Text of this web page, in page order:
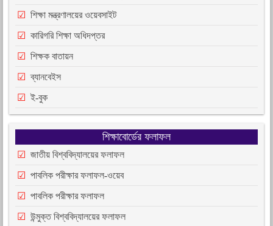
শিক্ষা মন্ত্রণালয়ের ওয়েবসাইট
কারিগরি শিক্ষা অধিদপ্তর
শিক্ষক বাতায়ন
ব্যানবেইস
ই-বুক
শিক্ষাবোর্ডের ফলাফল
জাতীয় বিশ্ববিদ্যালয়ের ফলাফল
পাবলিক পরীক্ষার ফলাফল-ওয়েব
পাবলিক পরীক্ষার ফলাফল
উন্মুক্ত বিশ্ববিদ্যালয়ের ফলাফল